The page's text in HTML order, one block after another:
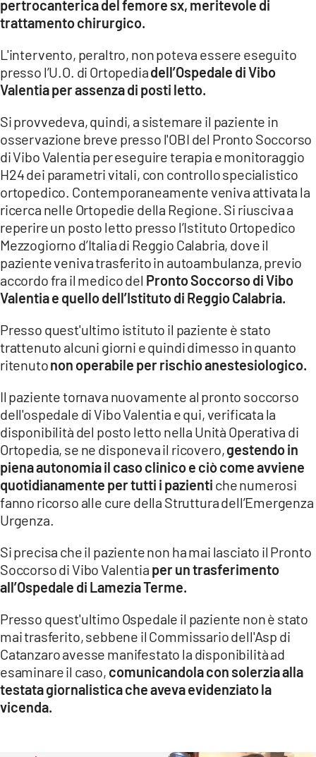
pertrocanterica del femore sx, meritevole di
trattamento chirurgico.
L'intervento, peraltro, non poteva essere eseguito
presso l’U.O. di Ortopediadell’Ospedale di Vibo
Valentia per assenza di posti letto.
Si provvedeva, quindi, a sistemare il paziente in
osservazione breve presso l'OBI del Pronto Soccorso
di Vibo Valentia per eseguire terapia e monitoraggio
H24 dei parametri vitali, con controllo specialistico
ortopedico. Contemporaneamente veniva attivata la
ricerca nelle Ortopedie della Regione. Si riusciva a
reperire un posto letto presso l’Istituto Ortopedico
Mezzogiorno d’Italia di Reggio Calabria, dove il
paziente veniva trasferito in autoambulanza, previo
accordo fra il medico del Pronto Soccorso di Vibo
Valentia e quello dell’Istituto di Reggio Calabria.
Presso quest'ultimo istituto il paziente è stato
trattenuto alcuni giorni e quindi dimesso in quanto
ritenutonon operabile per rischio anestesiologico.
Il paziente tornava nuovamente al pronto soccorso
dell'ospedale di Vibo Valentia e qui, verificata la
disponibilità del posto letto nella Unità Operativa di
Ortopedia, se ne disponeva il ricovero,gestendo in
piena autonomia il caso clinico e ciò come avviene
quotidianamente per tutti i pazienti che numerosi
fanno ricorso alle cure della Struttura dell’Emergenza
Urgenza.
Si precisa che il paziente non ha mai lasciato il Pronto
Soccorso di Vibo Valentia per un trasferimento
all’Ospedale di Lamezia Terme.
Presso quest'ultimo Ospedale il paziente non è stato
mai trasferito, sebbene il Commissario dell'Asp di
Catanzaro avesse manifestato la disponibilità ad
esaminare il caso, comunicandola con solerzia alla
testata giornalistica che aveva evidenziato la
vicenda.